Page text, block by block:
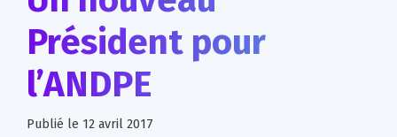
Président pour
l’ANDPE
Publié le 12 avril 2017